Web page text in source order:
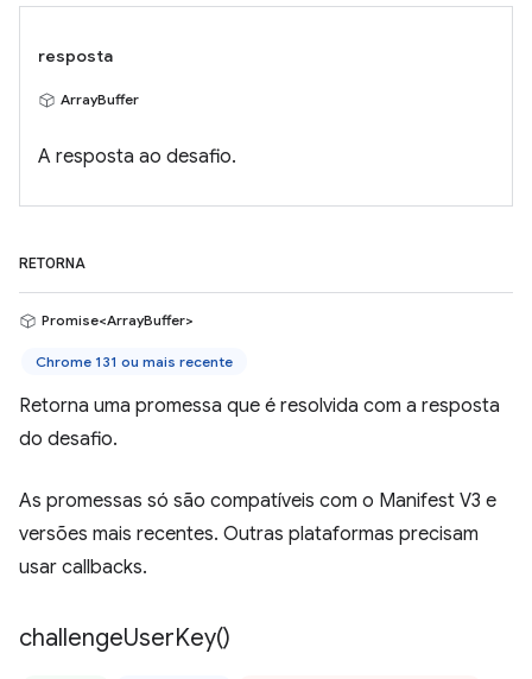
resposta
ArrayBuffer
A resposta ao desafio.
RETORNA
Promise<ArrayBuffer>
Chrome 131 ou mais recente
Retorna uma promessa que é resolvida com a resposta
do desafio.
As promessas só são compatíveis com o Manifest V3 e
versões mais recentes. Outras plataformas precisam
usar callbacks.
challengeUserKey()